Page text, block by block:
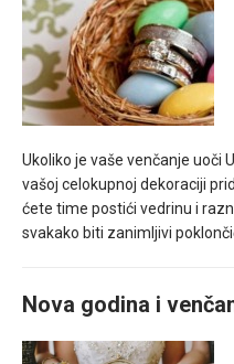
Ukoliko je vaše venčanje uoči
vašoj celokupnoj dekoraciji
ćete time postići vedrinu i
svakako biti zanimljivi
Nova godina i